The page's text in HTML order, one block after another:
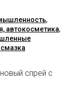
,
автокосметика,
спрей с